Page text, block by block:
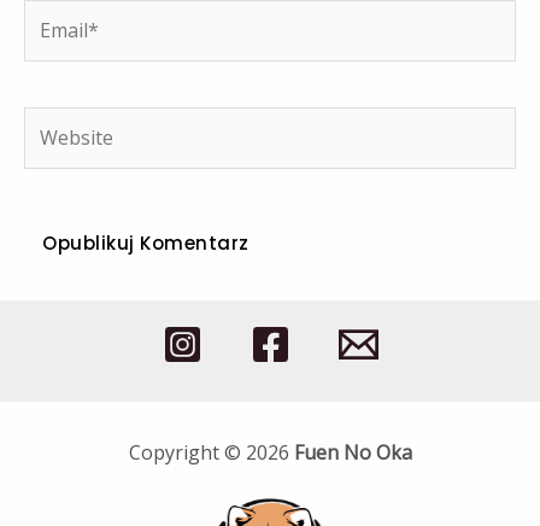
Copyright © 2026 Fuen No Oka